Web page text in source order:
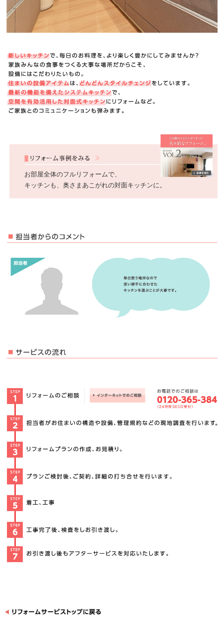
お部屋全体のフルリフォームで、
キッチンも、奥さまあこがれの対面キッチンに。